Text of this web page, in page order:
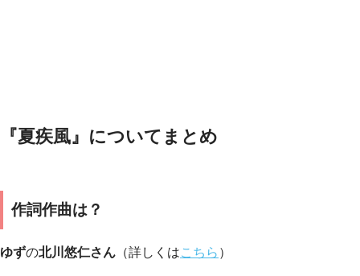
『夏疾風』についてまとめ
作詞作曲は？
ゆずの北川悠仁さん （詳しくはこちら ）